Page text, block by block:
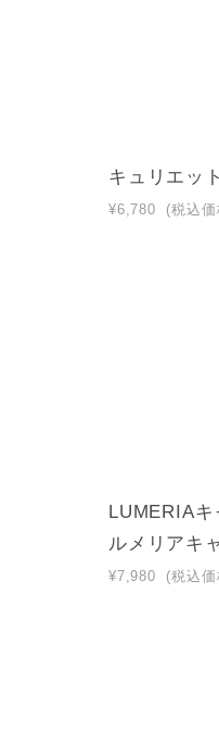
キュリエッ
¥6,780 (税込価
LUMERIA
ルメリアキ
¥7,980 (税込価